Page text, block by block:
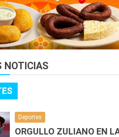
NOTICIAS
Deportes
ORGULLO ZULIANO EN